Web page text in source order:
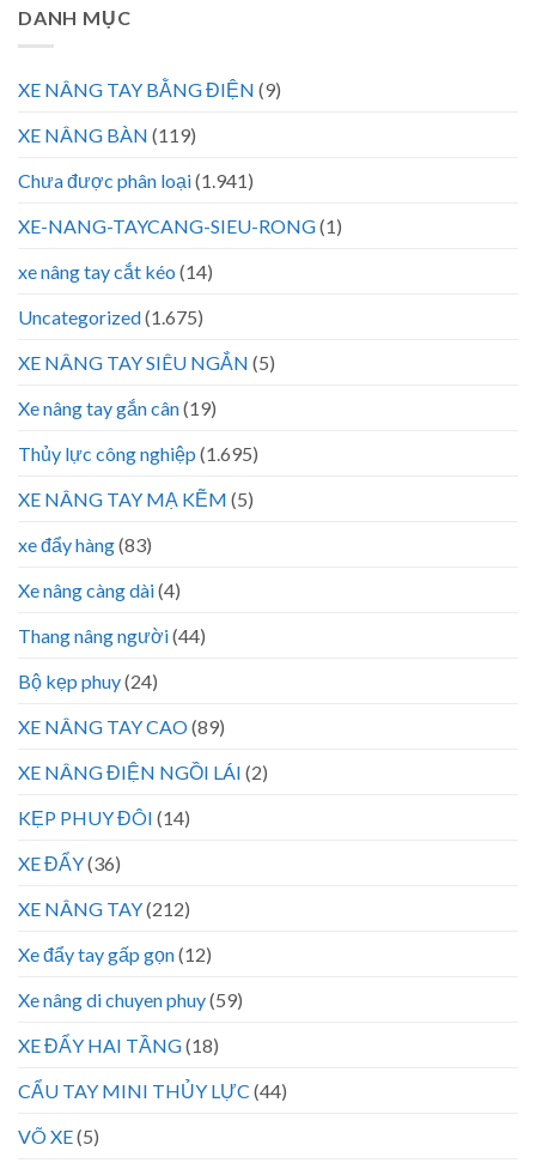
DANH MỤC
XE NÂNG TAY BẰNG ĐIỆN (9)
XE NÂNG BÀN (119)
Chưa được phân loại(1.941)
XE-NANG-TAYCANG-SIEU-RONG(1)
xe nâng tay cắt kéo (14)
Uncategorized(1.675)
XE NÂNG TAY SIÊU NGẮN (5)
Xe nâng tay gắn cân(19)
Thủy lực công nghiệp (1.695)
XE NÂNG TAY MẠ KẼM (5)
xe đẩy hàng(83)
Xe nâng càng dài(4)
Thang nâng người(44)
Bộ kẹp phuy(24)
XE NÂNG TAY CAO(89)
XE NÂNG ĐIỆN NGỒI LÁI (2)
KẸP PHUY ĐÔI (14)
XE ĐẨY(36)
XE NÂNG TAY(212)
Xe đẩy tay gấp gọn(12)
Xe nâng di chuyen phuy(59)
XE ĐẨY HAI TẦNG(18)
CẨU TAY MINI THỦY LỰC (44)
VÕ XE(5)